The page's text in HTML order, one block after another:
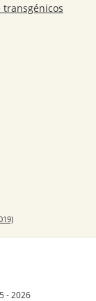
transgénicos
- 2026